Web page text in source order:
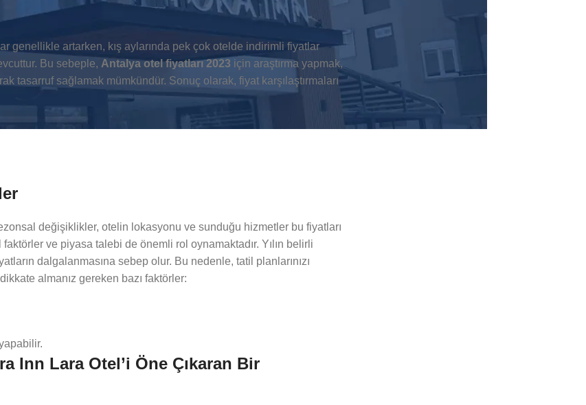
genellikle artarken, kış aylarında pek çok otelde indirimli fiyatlar
Bu sebeple, Antalya otel fiyatları 2023 için araştırma yapmak,
sağlamak mümkündür. Sonuç olarak, fiyat karşılaştırmaları
değişiklikler, otelin lokasyonu ve sunduğu hizmetler bu fiyatları
ve piyasa talebi de önemli rol oynamaktadır. Yılın belirli
dalgalanmasına sebep olur. Bu nedenle, tatil planlarınızı
almanız gereken bazı faktörler:
Inn Lara Otel’i Öne Çıkaran Bir